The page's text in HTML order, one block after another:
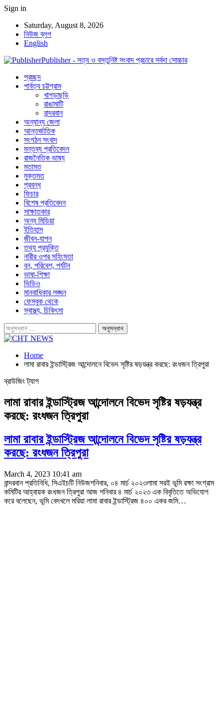
Sign in
Saturday, August 8, 2026
নিউজ ব্লগ
English
Publisher - সত্য ও বস্তুনিষ্ট সংবাদ প্রচারে সর্বদা সোচ্চার
প্রচ্ছদ
পার্বত্য চট্টগ্রাম
খাগড়াছড়ি
রাঙামাটি
বান্দরবান
অন্যান্য জেলা
আন্তর্জাতিক
সংগঠন সংবাদ
মন্তব্য প্রতিবেদন
রাজনৈতিক ভাষ্য
মতামত
মুক্তমত
প্রবন্ধ
ফিচার
বিশেষ প্রতিবেদন
সাক্ষাতকার
অন্য মিডিয়া
ইতিহাস
জীবন-যাপন
তথ্য প্রযুক্তি
নারীর ওপর সহিংসতা
বন, পরিবেশ, পর্যটন
ভাষা-শিক্ষা
ভিডিও
মানবাধিকার লঙ্ঘন
ফেসবুক থেকে
স্বাস্থ্য, চিকিৎসা
Home
লামা রাবার ইন্ডাস্ট্রিজ আন্দোলনে বিভেদ সৃষ্টির ষড়যন্ত্র করছে: রংধজন ত্রিপুরা
ব্রাউজিং ট্যাগ
লামা রাবার ইন্ডাস্ট্রিজ আন্দোলনে বিভেদ সৃষ্টির ষড়যন্ত্র
করছে: রংধজন ত্রিপুরা
লামা রাবার ইন্ডাস্ট্রিজ আন্দোলনে বিভেদ সৃষ্টির ষড়যন্ত্র
করছে: রংধজন ত্রিপুরা
March 4, 2023 10:41 am
বান্দরবান প্রতিনিধি, সিএইচটি নিউজশনিবার, ০৪ মার্চ ২০২৩লামা সরই ভূমি রক্ষা সংগ্রাম
কমিটির আহ্বায়ক রংধজন ত্রিপুরা আজ শনিবার ৪ মার্চ ২০২৩ এক বিবৃতিতে অভিযোগ
করে বলেছেন, ভূমি বেদখলে মরিয়া লামা রাবার ইন্ডাস্ট্রিজ ৪০০ একর জমি…